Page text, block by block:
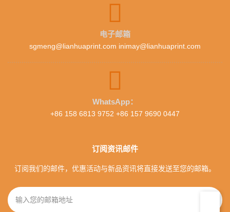
电子邮箱
sgmeng@lianhuaprint.com inimay@lianhuaprint.com
WhatsApp：
+86 158 6813 9752 +86 157 9690 0447
订阅资讯邮件
订阅我们的邮件，优惠活动与新品资讯将直接发送至您的邮箱。